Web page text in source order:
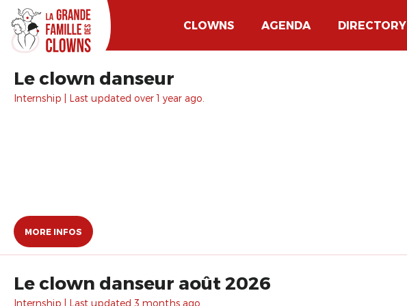
CLOWNS AGENDA DIRECTORY
Le clown danseur
Internship | Last updated over 1 year ago.
MORE INFOS
Le clown danseur août 2026
Internship | Last updated 3 months ago.